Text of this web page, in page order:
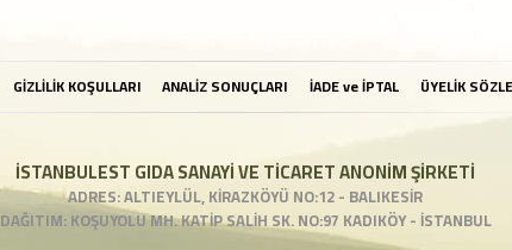
GİZLİLİK KOŞULLARI ANALİZ SONUÇLARI İADE ve İPTAL ÜYELİK
İSTANBULEST GIDA SANAYİ VE TİCARET ANONİM ŞİRKETİ
ADRES: ALTIEYLÜL, KİRAZKÖYÜ NO:12 - BALIKESİR
DAĞITIM: KOŞUYOLU MH. KATİP SALİH SK. NO:97 KADIKÖY - İSTANBUL